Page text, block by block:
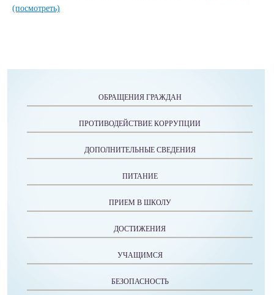
(посмотреть)
ОБРАЩЕНИЯ ГРАЖДАН
ПРОТИВОДЕЙСТВИЕ КОРРУПЦИИ
ДОПОЛНИТЕЛЬНЫЕ СВЕДЕНИЯ
ПИТАНИЕ
ПРИЕМ В ШКОЛУ
ДОСТИЖЕНИЯ
УЧАЩИМСЯ
БЕЗОПАСНОСТЬ